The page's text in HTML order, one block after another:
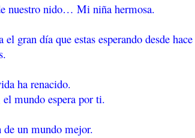
nuestro nido… Mi niña hermosa.
gran día que estas esperando desde hace
ha renacido.
mundo espera por ti.
de un mundo mejor.